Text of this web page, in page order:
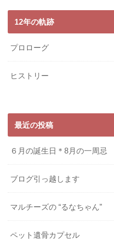
12年の軌跡
プロローグ
ヒストリー
最近の投稿
６月の誕生日＊8月の一周忌
ブログ引っ越します
マルチーズの “るなちゃん”
ペット遺骨カプセル